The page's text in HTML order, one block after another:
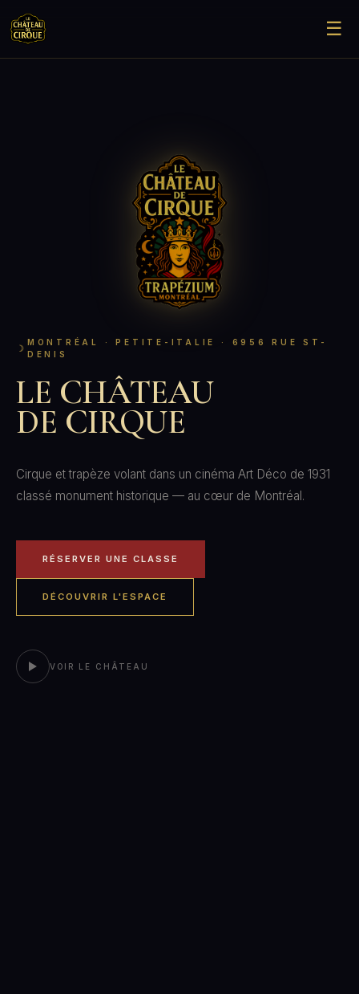
☰
ÉVÉNEMENTS
LE CHÂTEAU
INFOS
MONTRÉAL · PETITE-ITALIE · 6956 RUE ST-
DENIS
LE CHÂTEAU
DE CIRQUE
Cirque et trapèze volant dans un cinéma Art Déco de 1931
classé monument historique — au cœur de Montréal.
RÉSERVER UNE CLASSE
DÉCOUVRIR L'ESPACE
VOIR LE CHÂTEAU